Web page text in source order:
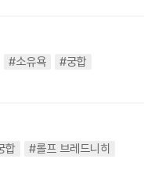
#소유욕 #궁합
합
#롤프 브레드니히